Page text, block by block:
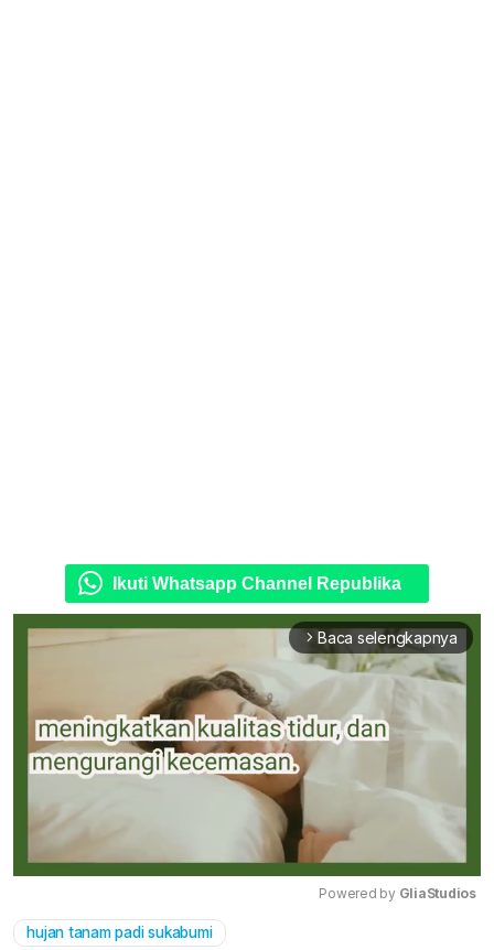
Ikuti Whatsapp Channel Republika
arrow_forward_ios Baca selengkapnya
Powered by GliaStudios
hujan tanam padi sukabumi